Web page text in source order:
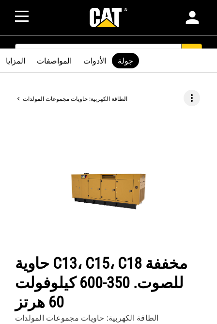
person
SEARCH
الطاقة الكهربية: حاويات مجموعات المولدات more_vert
حاوية C13، C15، C18 مخففة
للصوت. 350-600 كيلوفولت
60 هرتز
الطاقة الكهربية: حاويات مجموعات المولدات
المزايا المواصفات الأدوات جولة